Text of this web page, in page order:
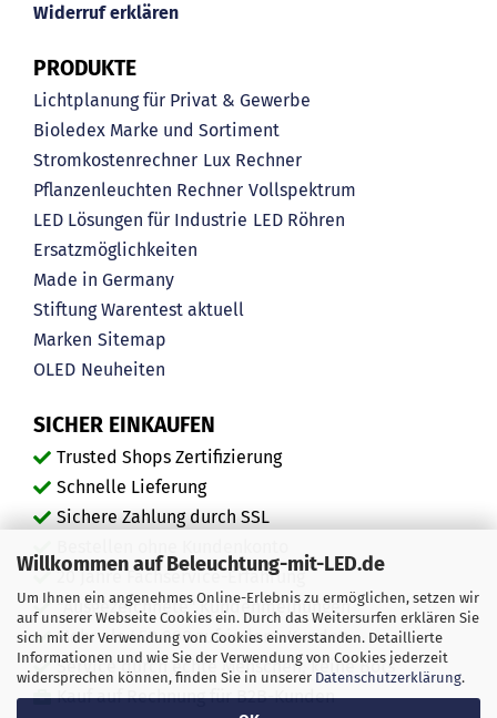
Willkommen auf Beleuchtung-mit-LED.de
Um Ihnen ein angenehmes Online-Erlebnis zu ermöglichen, setzen wir
auf unserer Webseite Cookies ein. Durch das Weitersurfen erklären Sie
sich mit der Verwendung von Cookies einverstanden. Detaillierte
Informationen und wie Sie der Verwendung von Cookies jederzeit
widersprechen können, finden Sie in unserer Datenschutzerklärung.
Widerruf erklären
PRODUKTE
Lichtplanung für Privat & Gewerbe
Bioledex Marke und Sortiment
Stromkostenrechner Lux Rechner
Pflanzenleuchten Rechner Vollspektrum
LED Lösungen für Industrie LED Röhren
Ersatzmöglichkeiten
Made in Germany
Stiftung Warentest aktuell
Marken Sitemap
OLED Neuheiten
SICHER EINKAUFEN
Trusted Shops Zertifizierung
Schnelle Lieferung
Sichere Zahlung durch SSL
20 Jahre Fachservice-Erfahrung
"Ausgezeichnete" Kundenmeinungen
Mehr als 450.000 zufriedene Kunden
Service durch echte Menschen, keine Bots
Kauf auf Rechnung für B2B-Kunden